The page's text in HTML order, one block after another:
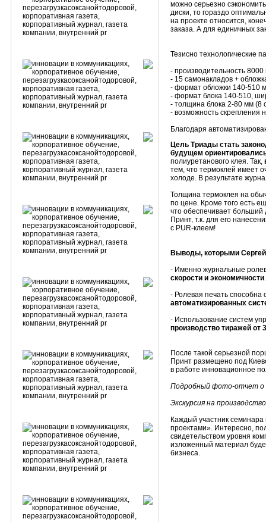
можно серьезно
диски, то гораздо
на проекте относится,
заказа. А для единичных
Тезисно технологические
- производительность 8000
- 15 самонакладов +
- формат обложки 140-510
- формат блока 140-510,
- толщина блока 2-80 мм (8
- возможность скрепления
Благодаря
Цель Триады стать
будущем
полиуретанового клея. Так,
тем, что термоклей имеет
холоде. В результате
Толщина термоклея на
по цене. Кроме того есть
что обеспечивает больший
Принт, т.к. для его
с PUR-клеем!
Выводы, которыми
- Именно журнальные
скорости и экономичности.
- Ролевая печать способна
автоматизированных
- Использование систем
производство тиражей от
После такой серьезной
Принт размещено под
в работе инновационное
Подробный фото-отчет
Экскурсия на
Каждый участник
проектами». Интересно,
свидетельством уровня
изложенный материал
бизнеса.